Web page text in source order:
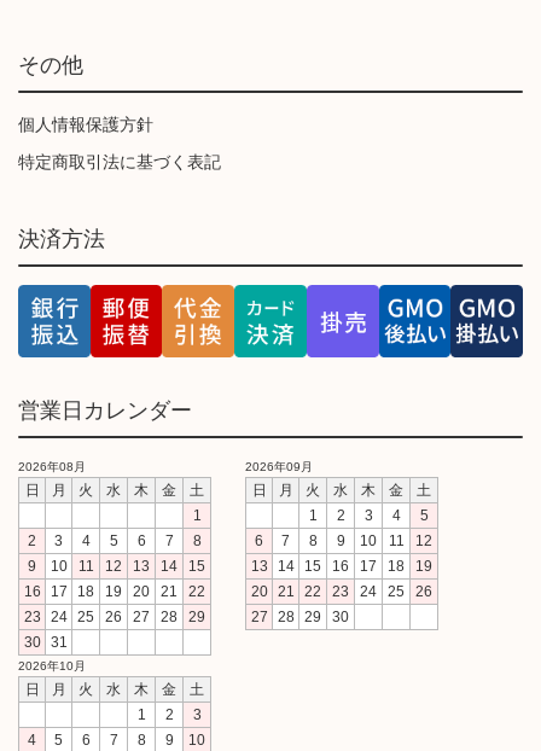
その他
個人情報保護方針
特定商取引法に基づく表記
決済方法
営業日カレンダー
2026年08月
日 月 火 水 木 金
土
1
2
3 4 5 6 7
8
9
10 11 12 13 14
15
16
17 18 19 20 21
22
23
24 25 26 27 28
29
30
31
2026年09月
日 月 火 水 木 金
土
1
2 3 4
5
6
7 8 9 10 11
12
13
14 15 16 17 18
19
20
21 22 23 24 25
26
27
28 29 30
2026年10月
日 月 火 水 木 金
土
1
2
3
4
5 6 7 8 9 10